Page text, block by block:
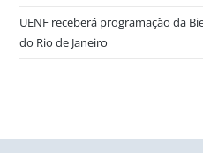
UENF receberá programação da
do Rio de Janeiro